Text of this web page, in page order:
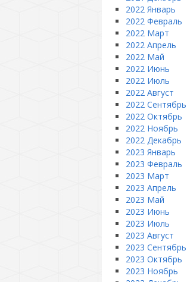
2022 Январь
2022 Февраль
2022 Март
2022 Апрель
2022 Май
2022 Июнь
2022 Июль
2022 Август
2022 Сентябрь
2022 Октябрь
2022 Ноябрь
2022 Декабрь
2023 Январь
2023 Февраль
2023 Март
2023 Апрель
2023 Май
2023 Июнь
2023 Июль
2023 Август
2023 Сентябрь
2023 Октябрь
2023 Ноябрь